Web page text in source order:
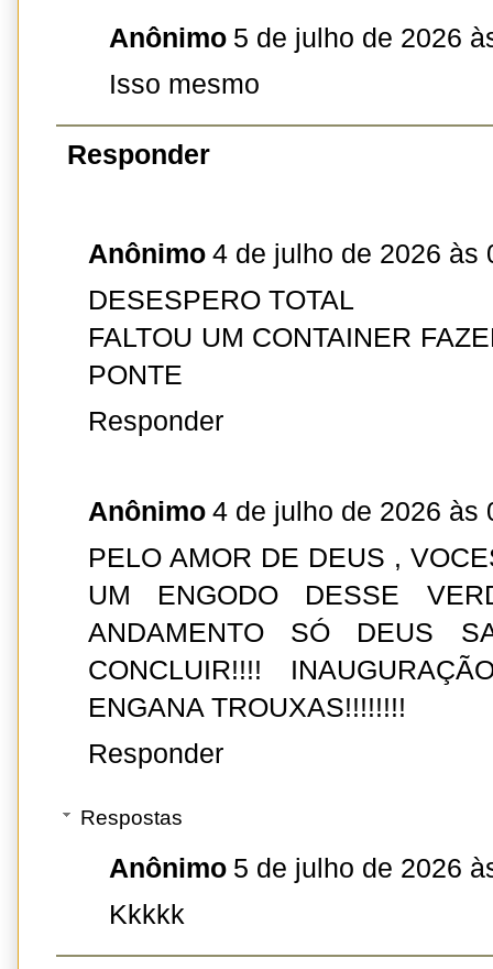
Anônimo 5 de julho de 2026
Isso mesmo
Responder
Anônimo 4 de julho de 2026 às
DESESPERO TOTAL
FALTOU UM CONTAINER
PONTE
Responder
Anônimo 4 de julho de 2026 às
PELO AMOR DE DEUS ,
UM ENGODO DESSE
ANDAMENTO SÓ DEUS
CONCLUIR!!!!
ENGANA TROUXAS!!!!!!!!
Responder
Respostas
Anônimo 5 de julho de 2026
Kkkkk